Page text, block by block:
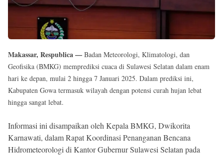
Makassar, Respublica — Badan Meteorologi, Klimatologi, dan
Geofisika (BMKG) memprediksi cuaca di Sulawesi Selatan dalam enam
hari ke depan, mulai 2 hingga 7 Januari 2025. Dalam prediksi ini,
Kabupaten Gowa termasuk wilayah dengan potensi curah hujan lebat
hingga sangat lebat.
Informasi ini disampaikan oleh Kepala BMKG, Dwikorita
Karnawati, dalam Rapat Koordinasi Penanganan Bencana
Hidrometeorologi di Kantor Gubernur Sulawesi Selatan pada